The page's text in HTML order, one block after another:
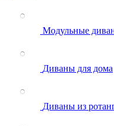
Модульные
Диваны для дома
Диваны из